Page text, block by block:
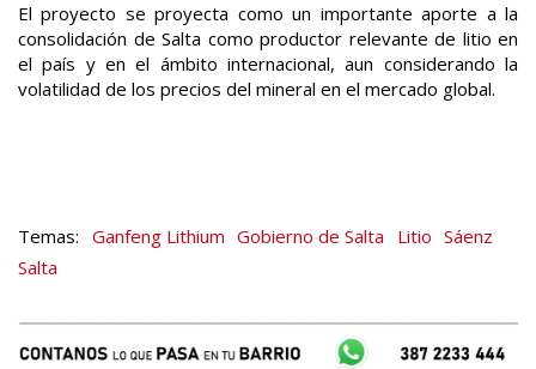
El proyecto se proyecta como un importante aporte a la
consolidación de Salta como productor relevante de litio en
el país y en el ámbito internacional, aun considerando la
volatilidad de los precios del mineral en el mercado global.
Ganfeng Lithium Gobierno de Salta Litio Sáenz
Salta